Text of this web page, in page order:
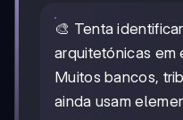
🎨 Tenta
arquitetónicas em
Muitos bancos,
ainda usam